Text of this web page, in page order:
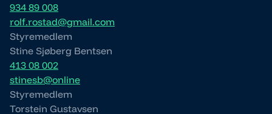
934 89 008
rolf.rostad@gmail.com
Styremedlem
Stine Sjøberg Bentsen
413 08 002
stinesb@online
Styremedlem
Torstein Gustavsen